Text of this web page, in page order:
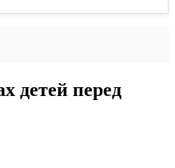
детей перед